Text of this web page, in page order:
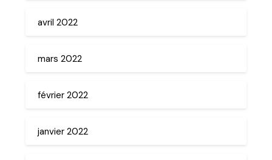
avril 2022
mars 2022
février 2022
janvier 2022